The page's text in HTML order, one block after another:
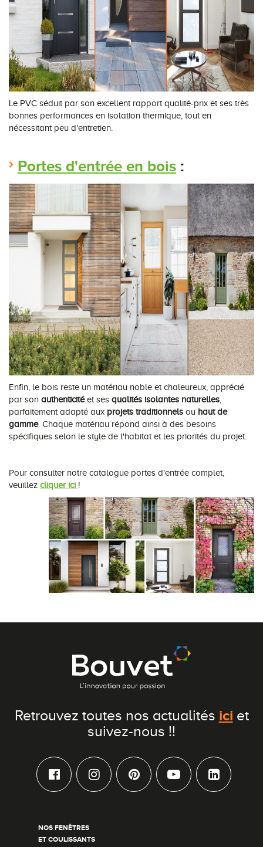
Le PVC séduit par son excellent rapport qualité-prix et ses très
bonnes performances en isolation thermique, tout en
nécessitant peu d'entretien.
Portes d'entrée en bois :
Enfin, le bois reste un matériau noble et chaleureux, apprécié
par son authenticitéet ses qualités isolantes naturelles
parfaitement adapté aux projets traditionnels ou haut de
gamme. Chaque matériau répond ainsi à des besoins
spécifiques selon le style de l'habitat et les priorités du projet.
Pour consulter notre catalogue portes d'entrée complet,
veuillez cliquer ici !
Retrouvez toutes nos actualités ici et
suivez-nous !!
NOS FENÊTRES
ET COULISSANTS